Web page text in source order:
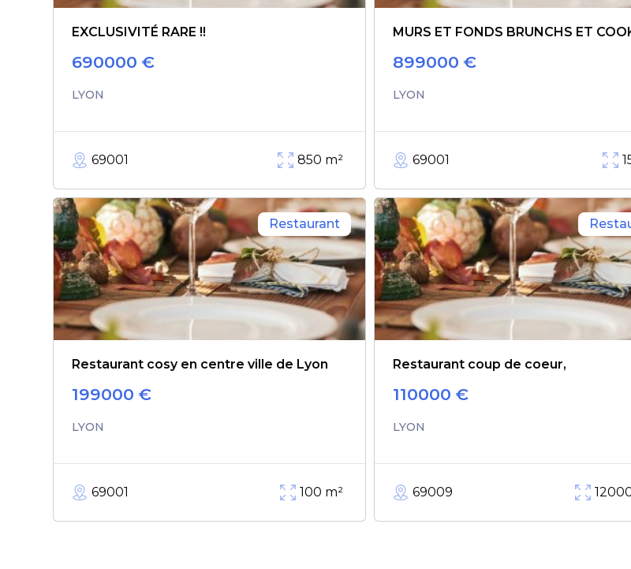
EXCLUSIVITÉ RARE !!
690000 €
LYON
69001 850 m²
MURS ET FONDS BRUNCHS ET
899000 €
LYON
69001
Restaurant
Restaurant cosy en centre ville de Lyon
199000 €
LYON
69001 100 m²
Restaurant coup de coeur,
110000 €
LYON
69009